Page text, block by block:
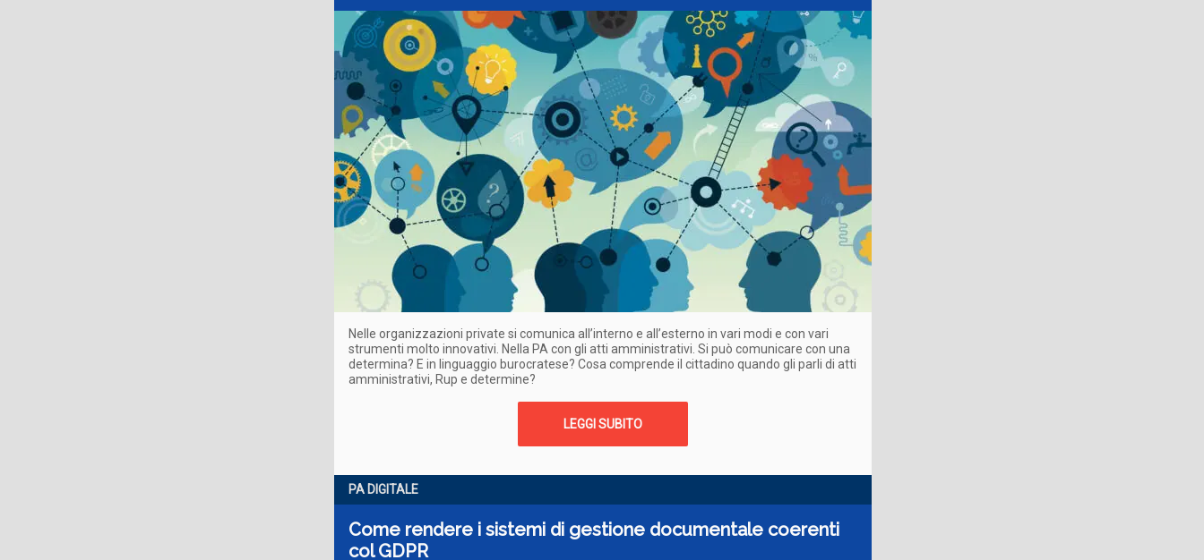
Nelle organizzazioni private si comunica all’interno e all’esterno in vari modi e con vari
strumenti molto innovativi. Nella PA con gli atti amministrativi. Si può comunicare con una
determina? E in linguaggio burocratese? Cosa comprende il cittadino quando gli parli di atti
amministrativi, Rup e determine?
LEGGI SUBITO
PA DIGITALE
Come rendere i sistemi di gestione documentale coerenti
col GDPR